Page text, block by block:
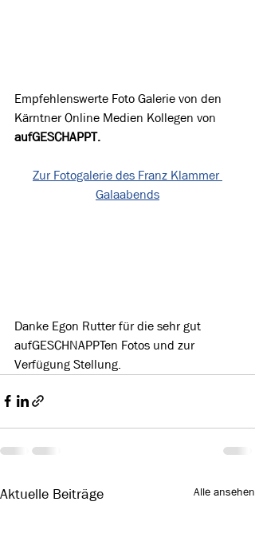
Empfehlenswerte Foto Galerie von den
Kärntner Online Medien Kollegen von
aufGESCHAPPT.
Zur Fotogalerie des Franz Klammer
Galaabends
Danke Egon Rutter für die sehr gut
aufGESCHNAPPTen Fotos und zur
Verfügung Stellung.
Aktuelle Beiträge Alle ansehen